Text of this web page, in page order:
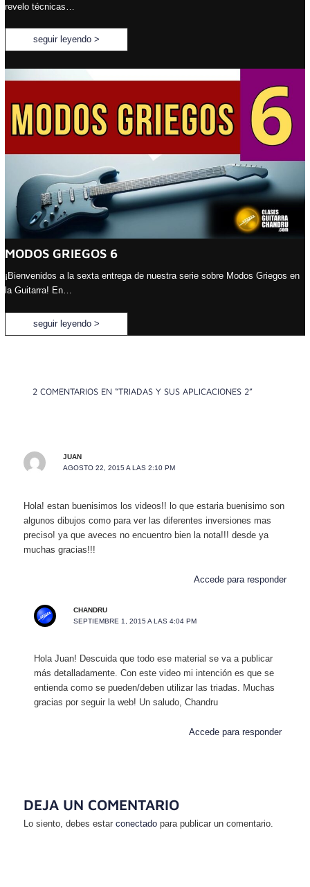
revelo técnicas…
seguir leyendo >
MODOS GRIEGOS 6
¡Bienvenidos a la sexta entrega de nuestra serie sobre Modos Griegos en
la Guitarra! En…
seguir leyendo >
2 COMENTARIOS EN “TRIADAS Y SUS APLICACIONES 2”
JUAN
AGOSTO 22, 2015 A LAS 2:10 PM
Hola! estan buenisimos los videos!! lo que estaria buenisimo son
algunos dibujos como para ver las diferentes inversiones mas
preciso! ya que aveces no encuentro bien la nota!!! desde ya
muchas gracias!!!
Accede para responder
CHANDRU
SEPTIEMBRE 1, 2015 A LAS 4:04 PM
Hola Juan! Descuida que todo ese material se va a publicar
más detalladamente. Con este video mi intención es que se
entienda como se pueden/deben utilizar las triadas. Muchas
gracias por seguir la web! Un saludo, Chandru
Accede para responder
DEJA UN COMENTARIO
Lo siento, debes estarconectado para publicar un comentario.